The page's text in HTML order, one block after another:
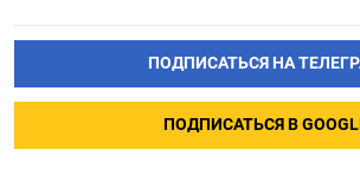
ПОДПИСАТЬСЯ НА
ПОДПИСАТЬСЯ В